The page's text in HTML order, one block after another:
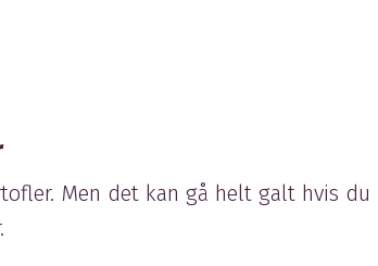
Men det kan gå helt galt hvis du